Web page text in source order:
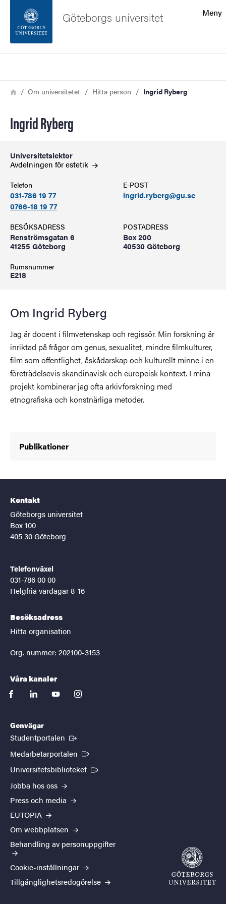
Sidfoten
Meny
Göteborgs universitet
Länkstig
HemOm universitetet Hitta person Ingrid Ryberg
Ingrid Ryberg
Universitetslektor
Avdelningen förestetik
Telefon
031-786 19 77
0766-18 19 77
E-POST
ingrid.ryberg@gu.se
BESÖKSADRESS
Renströmsgatan 6
41255 Göteborg
Rumsnummer
E218
POSTADRESS
Box 200
40530 Göteborg
Om Ingrid Ryberg
Jag är docent i filmvetenskap och regissör. Min forskning är
inriktad på frågor om genus, sexualitet, mindre filmkulturer,
film som offentlighet, åskådarskap och kulturellt minne i en
företrädelsevis skandinavisk och europeisk kontext. I mina
projekt kombinerar jag ofta arkivforskning med
etnografiska och konstnärliga metoder.
Publikationer
Kontakt
Göteborgs universitet
Box 100
405 30 Göteborg
Telefonväxel
031-786 00 00
Helgfria vardagar 8-16
Besöksadress
Hitta organisation
Org. nummer: 202100-3153
Våra kanaler
facebooklinkedinyoutubeinstagram
Genvägar
Studentportalen (Extern länk)
Medarbetarportalen (Extern länk)
Universitetsbiblioteket (Extern länk)
Jobba hos oss
Press och media
EUTOPIA
Om webbplatsen
Behandling av personuppgifter
Cookie-inställningar
Tillgänglighetsredogörelse